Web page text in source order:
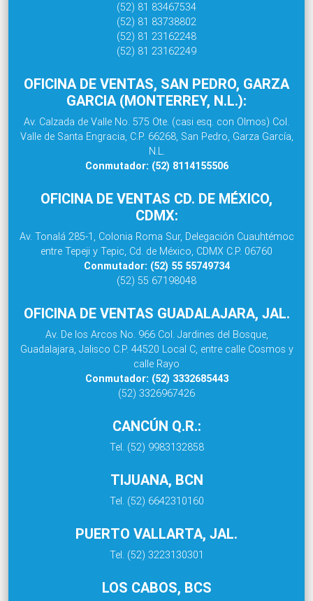
(52) 81 83467534
(52) 81 83738802
(52) 81 23162248
(52) 81 23162249
OFICINA DE VENTAS, SAN PEDRO, GARZA
GARCIA (MONTERREY, N.L.):
Av. Calzada de Valle No. 575 Ote. (casi esq. con Olmos) Col.
Valle de Santa Engracia, C.P. 66268, San Pedro, Garza García,
N.L.
Conmutador: (52) 8114155506
OFICINA DE VENTAS CD. DE MÉXICO,
CDMX:
Av. Tonalá 285-1, Colonia Roma Sur, Delegación Cuauhtémoc
entre Tepeji y Tepic, Cd. de México, CDMX C.P. 06760
Conmutador: (52) 55 55749734
(52) 55 67198048
OFICINA DE VENTAS GUADALAJARA, JAL.
Av. De los Arcos No. 966 Col. Jardines del Bosque,
Guadalajara, Jalisco C.P. 44520 Local C, entre calle Cosmos y
calle Rayo
Conmutador: (52) 3332685443
(52) 3326967426
CANCÚN Q.R.:
Tel. (52) 9983132858
TIJUANA, BCN
Tel. (52) 6642310160
PUERTO VALLARTA, JAL.
Tel. (52) 3223130301
LOS CABOS, BCS